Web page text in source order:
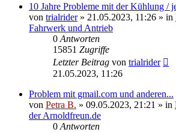
10 Jahre Probleme mit der Kühlung /
von trialrider» 21.05.2023, 11:26 » in
Fahrwerk und Antrieb
0 Antworten
15851 Zugriffe
Letzter Beitrag von trialrider
21.05.2023, 11:26
Problem mit gmail.com und anderen...
von Petra B. » 09.05.2023, 21:21 » in
der Arnoldfreun.de
0 Antworten